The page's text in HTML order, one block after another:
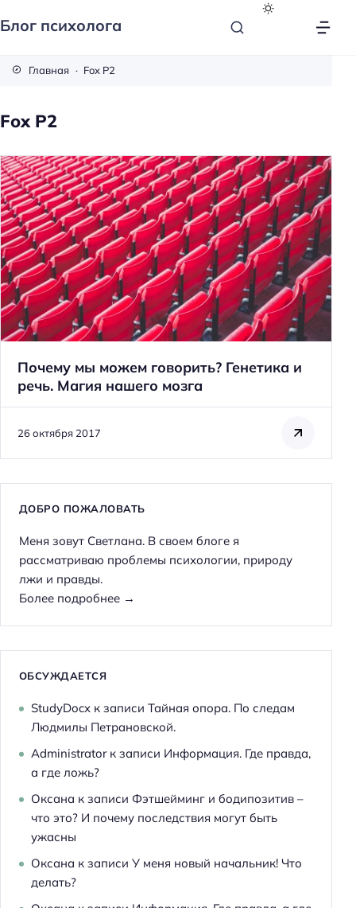
Блог психолога
Главная Fox P2
Fox P2
Почему мы можем говорить? Генетика и
речь. Магия нашего мозга
26 октября 2017
ДОБРО ПОЖАЛОВАТЬ
Меня зовут Светлана. В своем блоге я
рассматриваю проблемы психологии, природу
лжи и правды.
Более подробнее →
ОБСУЖДАЕТСЯ
StudyDocxк записи Тайная опора. По следам
Людмилы Петрановской.
Administratorк записи Информация. Где правда,
а где ложь?
Оксана к записи Фэтшейминг и бодипозитив –
что это? И почему последствия могут быть
ужасны
Оксана к записи У меня новый начальник! Что
делать?